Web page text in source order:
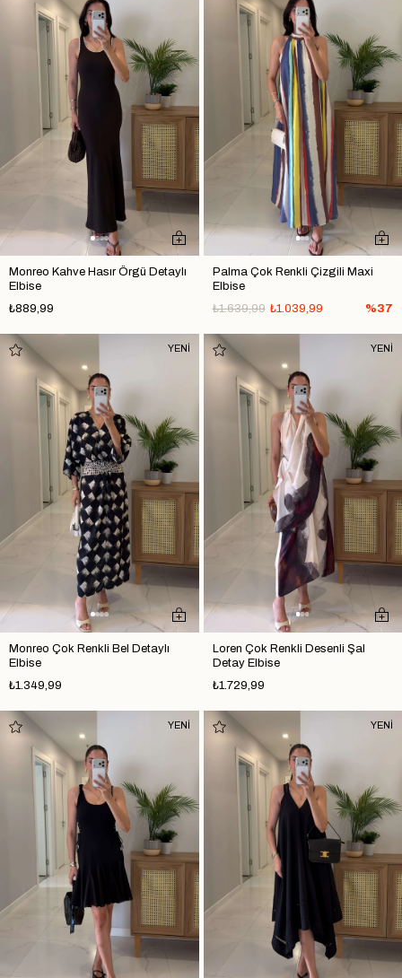
Monreo Kahve Hasır Örgü Detaylı
Elbise
₺889,99
Palma Çok Renkli Çizgili Maxi
Elbise
₺1.039,99
₺1.639,99 %37
Monreo Çok Renkli Bel Detaylı
Elbise
₺1.349,99
YENİ
Loren Çok Renkli Desenli Şal
Detay Elbise
₺1.729,99
YENİ
YENİ YENİ